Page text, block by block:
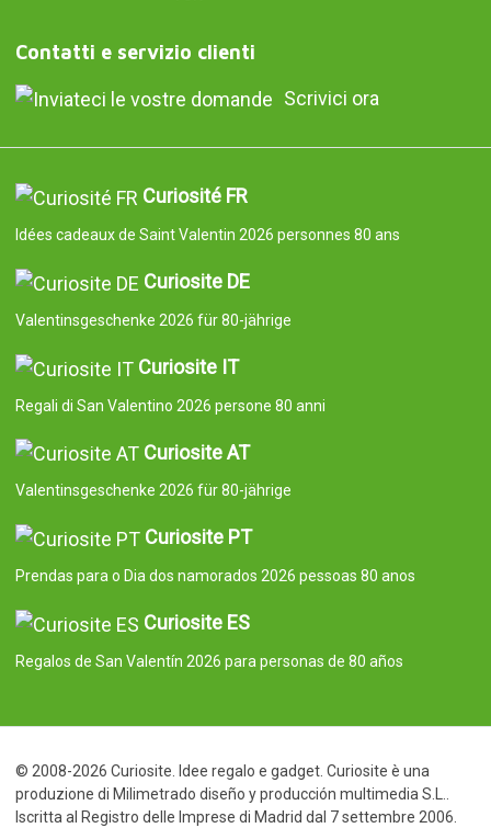
Contatti e servizio clienti
Scrivici ora
Curiosité FR
Idées cadeaux de Saint Valentin 2026 personnes 80 ans
Curiosite DE
Valentinsgeschenke 2026 für 80-jährige
Curiosite IT
Regali di San Valentino 2026 persone 80 anni
Curiosite AT
Valentinsgeschenke 2026 für 80-jährige
Curiosite PT
Prendas para o Dia dos namorados 2026 pessoas 80 anos
Curiosite ES
Regalos de San Valentín 2026 para personas de 80 años
© 2008-2026 Curiosite. Idee regalo e gadget. Curiosite è una
produzione di Milimetrado diseño y producción multimedia S.L..
Iscritta al Registro delle Imprese di Madrid dal 7 settembre 2006.